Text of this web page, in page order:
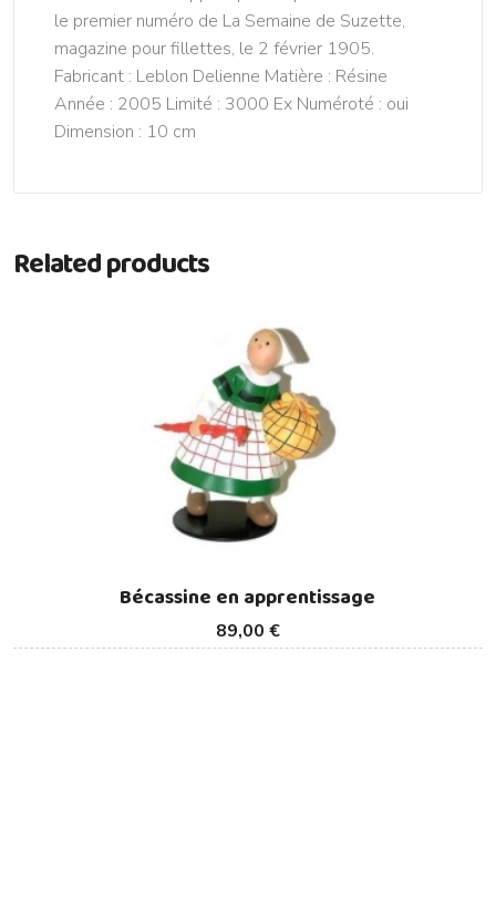
le premier numéro de La Semaine de Suzette,
magazine pour fillettes, le 2 février 1905.
Fabricant : Leblon Delienne Matière : Résine
Année : 2005 Limité : 3000 Ex Numéroté : oui
Dimension : 10 cm
Related products
89,00 €
Bécassine en apprentissage